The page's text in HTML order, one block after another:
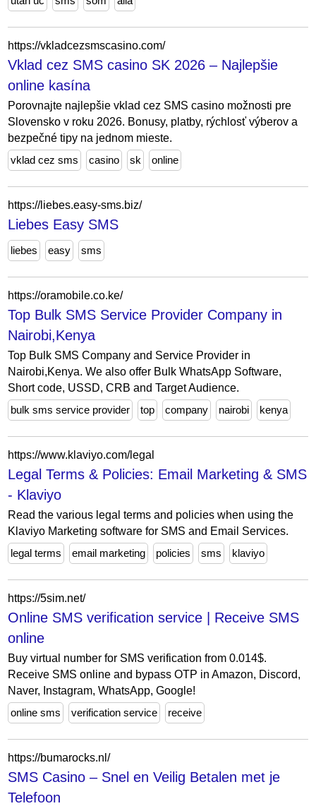
https://vkladcezsmscasino.com/
Vklad cez SMS casino SK 2026 – Najlepšie
online kasína
Porovnajte najlepšie vklad cez SMS casino možnosti pre
Slovensko v roku 2026. Bonusy, platby, rýchlosť výberov a
bezpečné tipy na jednom mieste.
vklad cez sms
casino sk online
https://liebes.easy-sms.biz/
Liebes Easy SMS
liebes easy sms
https://oramobile.co.ke/
Top Bulk SMS Service Provider Company in
Nairobi,Kenya
Top Bulk SMS Company and Service Provider in
Nairobi,Kenya. We also offer Bulk WhatsApp Software,
Short code, USSD, CRB and Target Audience.
bulk sms service provider
top company nairobi kenya
https://www.klaviyo.com/legal
Legal Terms & Policies: Email Marketing & SMS
- Klaviyo
Read the various legal terms and policies when using the
Klaviyo Marketing software for SMS and Email Services.
legal terms
email marketing policies sms klaviyo
https://5sim.net/
Online SMS verification service | Receive SMS
online
Buy virtual number for SMS verification from 0.014$.
Receive SMS online and bypass OTP in Amazon, Discord,
Naver, Instagram, WhatsApp, Google!
online sms
verification service receive
https://bumarocks.nl/
SMS Casino – Snel en Veilig Betalen met je
Telefoon